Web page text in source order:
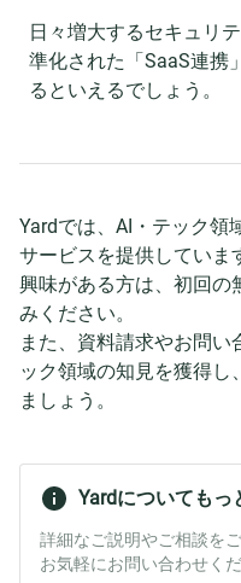
日々増大するセキュリ
準化された「SaaS連携
るといえるでしょう。
Yardでは、AI・テック領
サービスを提供していま
興味がある方は、初回の
みください。
また、資料請求やお問
ック領域の知見を獲得し
ましょう。
Yardについてもっ
詳細なご説明やご相談を
お気軽にお問い合わせく